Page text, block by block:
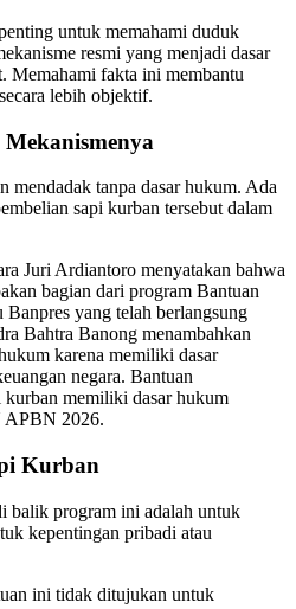
untuk memahami duduk
resmi yang menjadi dasar
Memahami fakta ini membantu
lebih objektif.
mendadak tanpa dasar hukum. Ada
sapi kurban tersebut dalam
Juri Ardiantoro menyatakan bahwa
bagian dari program Bantuan
Banpres yang telah berlangsung
Bahtra Banong menambahkan
karena memiliki dasar
negara. Bantuan
kurban memiliki dasar hukum
APBN 2026.
Kurban
balik program ini adalah untuk
kepentingan pribadi atau
ini tidak ditujukan untuk